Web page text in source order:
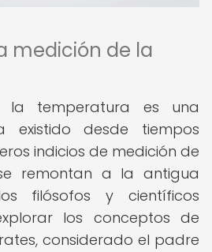
medición de la
la temperatura es una
existido desde tiempos
indicios de medición de
remontan a la antigua
filósofos y científicos
los conceptos de
considerado el padre